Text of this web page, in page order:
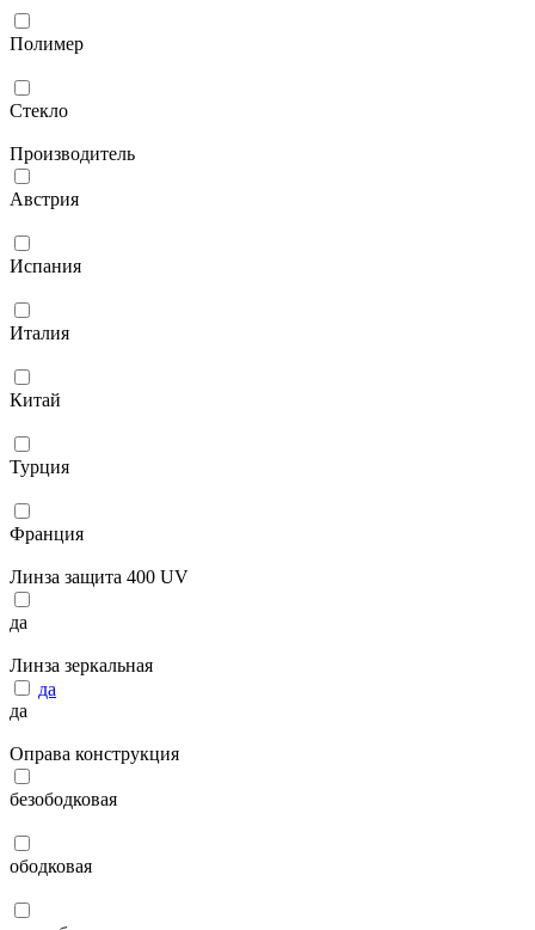
Полимер
Стекло
Производитель
Австрия
Испания
Италия
Китай
Турция
Франция
Линза защита 400 UV
да
Линза зеркальная
да
да
Оправа конструкция
безободковая
ободковая